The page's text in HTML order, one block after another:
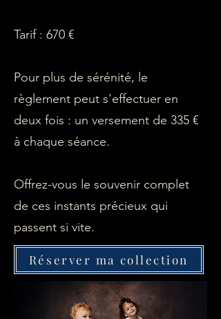
Tarif : 670 €
​Pour plus de sérénité, le
règlement peut s'effectuer en
deux fois : un versement de 335 €
à chaque séance.
​Offrez-vous le souvenir complet
de ces instants précieux qui
passent si vite.
Réserver ma collection